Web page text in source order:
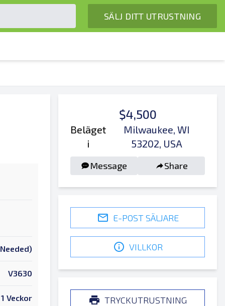
SÄLJ DITT UTRUSTNING
V3630
1 Veckor
$4,500
Beläget
i
Milwaukee, WI
53202, USA
Message Share
E-POST SÄLJARE
VILLKOR
TRYCKUTRUSTNING